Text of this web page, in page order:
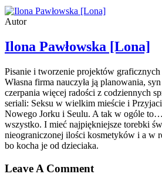
Autor
Ilona Pawłowska [Lona]
Pisanie i tworzenie projektów graficznych
Własna firma nauczyła ją planowania,
czerpania więcej radości z codziennych
seriali: Seksu w wielkim mieście i
Nowego Jorku i Seulu. A tak w ogóle
wszystko. I mieć najpiękniejsze torebki
nieograniczonej ilości kosmetyków i a w
bo kocha je od dzieciaka.
Leave A Comment